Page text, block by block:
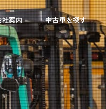
社案内 中古車を探す